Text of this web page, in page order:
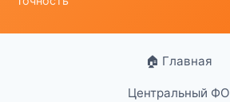
🏠 Главная
Центральный ФО